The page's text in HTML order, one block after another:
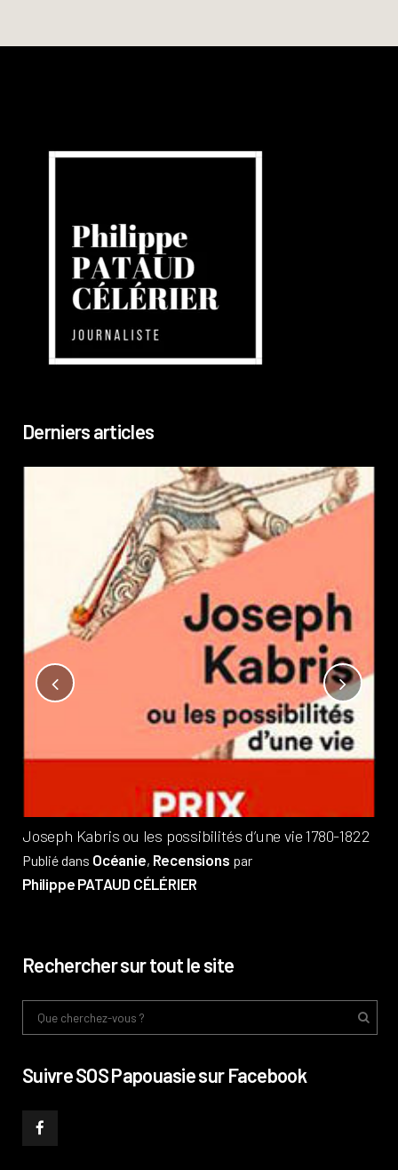
Derniers articles
Joseph Kabris ou les possibilités d’une vie 1780-1822
Publié dans Océanie, Recensions par
Philippe PATAUD CÉLÉRIER
Rechercher sur tout le site
Suivre SOS Papouasie sur Facebook